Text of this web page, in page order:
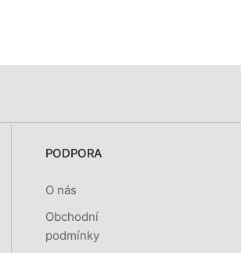
PODPORA
O nás
Obchodní
podmínky